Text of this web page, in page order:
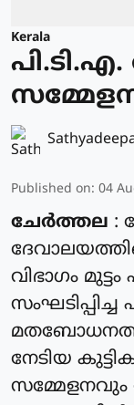
Kerala
Published on: 04
ചേർത്തല :
വിഭാഗം
നേടിയ
സമ്മേളനവും